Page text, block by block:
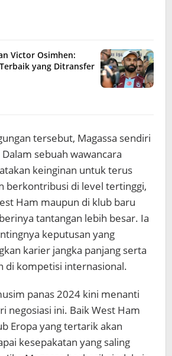
Victor Osimhen:
yang Ditransfer
tersebut, Magassa sendiri
sebuah wawancara
keinginan untuk terus
berkontribusi di level tertinggi,
Ham maupun di klub baru
tantangan lebih besar. Ia
keputusan yang
karier jangka panjang serta
di kompetisi internasional.
panas 2024 kini menanti
negosiasi ini. Baik West Ham
Eropa yang tertarik akan
kesepakatan yang saling